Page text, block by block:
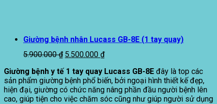
Giường bệnh nhân Lucass GB-8E (1 tay quay)
5.900.000₫ Giá
là:
5.900.000 ₫.
5.500.000 ₫Giá
tại
là:
5.500.000 ₫.
Giường bệnh y tế 1 tay quay Lucass GB-8E đây là top các
sản phẩm giường bệnh phổ biến, bởi ngoại hình thiết kế đẹp,
hiện đại, giường có chức năng nâng phần đầu người bệnh lên
cao, giúp tiện cho việc chăm sóc cũng như giúp người sử dụng